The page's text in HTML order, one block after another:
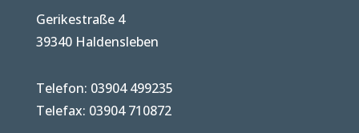
Gerikestraße 4
39340 Haldensleben
Telefon: 03904 499235
Telefax: 03904 710872